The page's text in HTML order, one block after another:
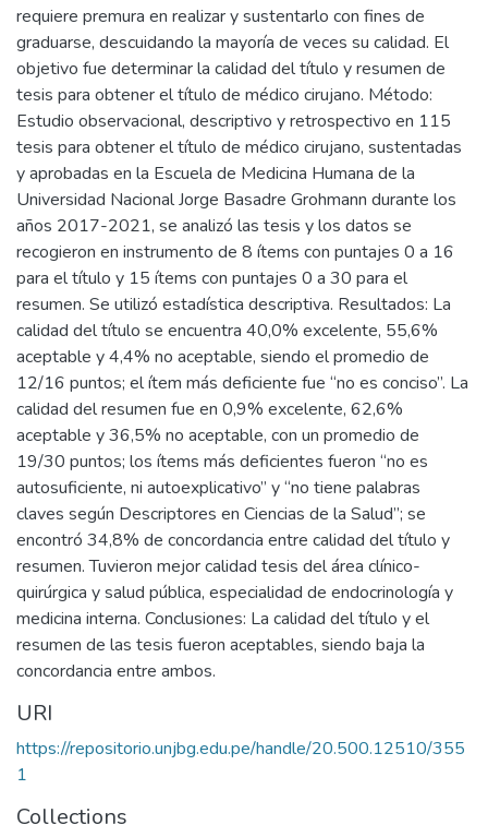
requiere premura en realizar y sustentarlo con fines de
graduarse, descuidando la mayoría de veces su calidad. El
objetivo fue determinar la calidad del título y resumen de
tesis para obtener el título de médico cirujano. Método:
Estudio observacional, descriptivo y retrospectivo en 115
tesis para obtener el título de médico cirujano, sustentadas
y aprobadas en la Escuela de Medicina Humana de la
Universidad Nacional Jorge Basadre Grohmann durante los
años 2017-2021, se analizó las tesis y los datos se
recogieron en instrumento de 8 ítems con puntajes 0 a 16
para el título y 15 ítems con puntajes 0 a 30 para el
resumen. Se utilizó estadística descriptiva. Resultados: La
calidad del título se encuentra 40,0% excelente, 55,6%
aceptable y 4,4% no aceptable, siendo el promedio de
12/16 puntos; el ítem más deficiente fue “no es conciso”. La
calidad del resumen fue en 0,9% excelente, 62,6%
aceptable y 36,5% no aceptable, con un promedio de
19/30 puntos; los ítems más deficientes fueron “no es
autosuficiente, ni autoexplicativo” y “no tiene palabras
claves según Descriptores en Ciencias de la Salud”; se
encontró 34,8% de concordancia entre calidad del título y
resumen. Tuvieron mejor calidad tesis del área clínico-
quirúrgica y salud pública, especialidad de endocrinología y
medicina interna. Conclusiones: La calidad del título y el
resumen de las tesis fueron aceptables, siendo baja la
concordancia entre ambos.
URI
https://repositorio.unjbg.edu.pe/handle/20.500.12510/355
1
Collections